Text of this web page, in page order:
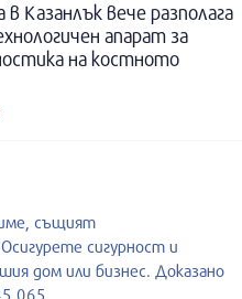
Казанлък вече разполага
апарат за
на костното
същият
сигурност и
дом или бизнес. Доказано
065